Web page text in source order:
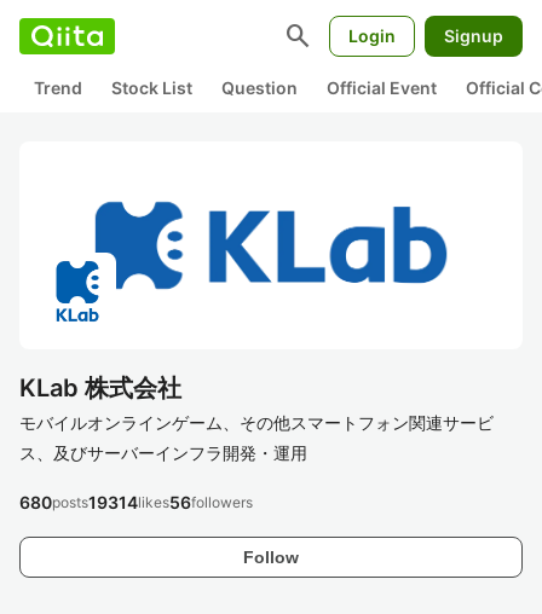
search Login Signup
Trend Stock List Question Official Event Official
KLab 株式会社
モバイルオンラインゲーム、その他スマートフォン関連サービ
ス、及びサーバーインフラ開発・運用
Follow
680posts19314likes56followers